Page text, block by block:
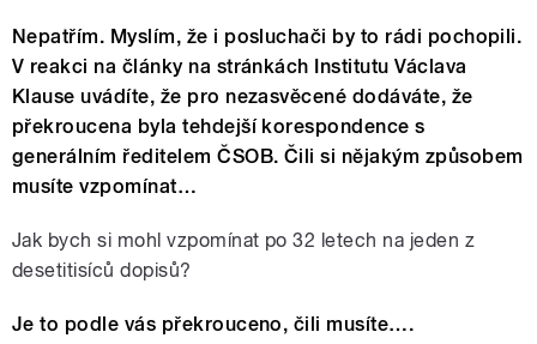
Nepatřím. Myslím, že i posluchači by to rádi pochopili.
V reakci na články na stránkách Institutu Václava
Klause uvádíte, že pro nezasvěcené dodáváte, že
překroucena byla tehdejší korespondence s
generálním ředitelem ČSOB. Čili si nějakým způsobem
musíte vzpomínat…
Jak bych si mohl vzpomínat po 32 letech na jeden z
desetitisíců dopisů?
Je to podle vás překrouceno, čili musíte….